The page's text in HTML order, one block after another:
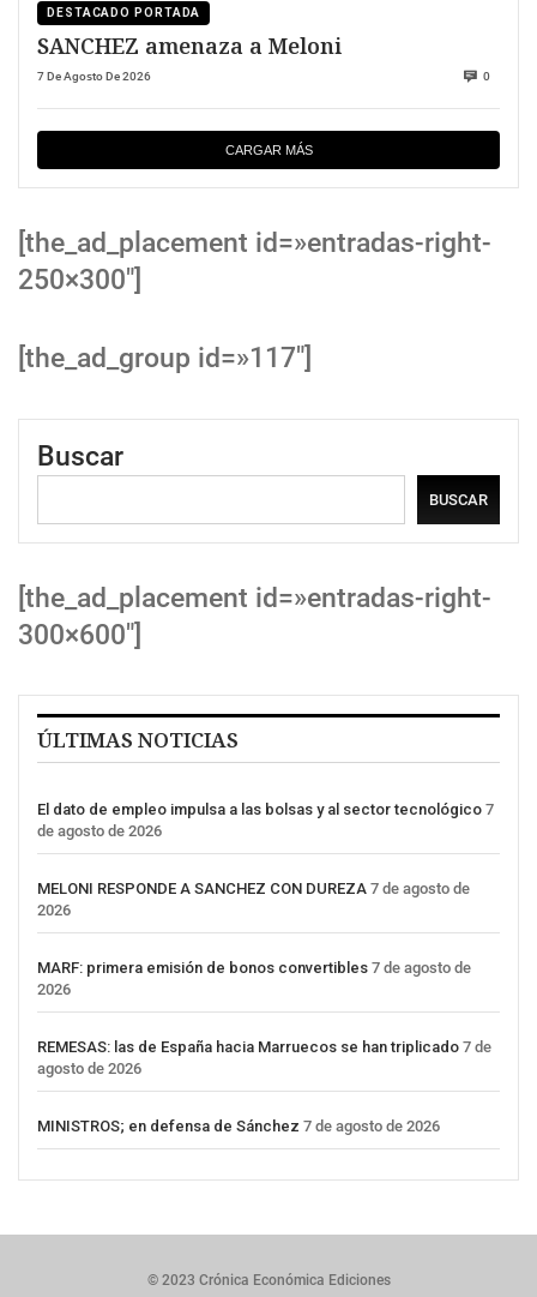
DESTACADO PORTADA
SANCHEZ amenaza a Meloni
7 De Agosto De 2026 0
CARGAR MÁS
[the_ad_placement id=»entradas-right-
250×300″]
[the_ad_group id=»117″]
Buscar
BUSCAR
[the_ad_placement id=»entradas-right-
300×600″]
ÚLTIMAS NOTICIAS
El dato de empleo impulsa a las bolsas y al sector tecnológico 7
de agosto de 2026
MELONI RESPONDE A SANCHEZ CON DUREZA 7 de agosto de
2026
MARF: primera emisión de bonos convertibles 7 de agosto de
2026
REMESAS: las de España hacia Marruecos se han triplicado 7 de
agosto de 2026
MINISTROS; en defensa de Sánchez 7 de agosto de 2026
© 2023 Crónica Económica Ediciones